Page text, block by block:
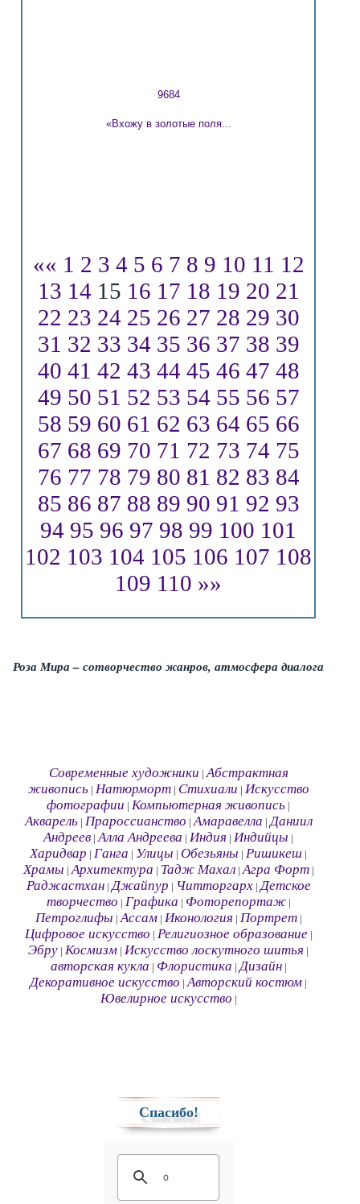
9684
«Вхожу в золотые поля...
«« 1 2 3 4 5 6 7 8 9 10 11 12
13 14 15 16 17 18 19 20 21
22 23 24 25 26 27 28 29 30
31 32 33 34 35 36 37 38 39
40 41 42 43 44 45 46 47 48
49 50 51 52 53 54 55 56 57
58 59 60 61 62 63 64 65 66
67 68 69 70 71 72 73 74 75
76 77 78 79 80 81 82 83 84
85 86 87 88 89 90 91 92 93
94 95 96 97 98 99 100 101
102 103 104 105 106 107 108
109 110 »»
Роза Мира – сотворчество жанров, атмосфера диалога
Современные художники |Абстрактная
живопись| Натюрморт| Стихиали Искусство
фотографии |Компьютерная живопись
Акварель| Прароссианство |Амаравелла |Даниил
Андреев |Алла Андреева |Индия |Индийцы
Харидвар |Ганга Улицы |Обезьяны |Ришикеш
Храмы |Архитектура Тадж Махал|Агра Форт|
Раджастхан|Джайпур Читторгарх|Детское
творчество Графика Фоторепортаж|
Петроглифы |Ассам| Иконология Портрет|
Цифровое искусство Религиозное образование|
Эбру |Космизм |Искусство лоскутного шитья
авторская кукла Флористика |Дизайн|
Декоративное искусство |Авторский костюм
Ювелирное искусство
Спасибо!